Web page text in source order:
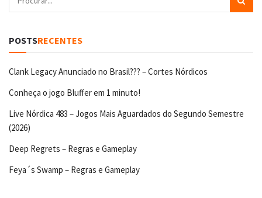
POSTSRECENTES
Clank Legacy Anunciado no Brasil??? – Cortes Nórdicos
Conheça o jogo Bluffer em 1 minuto!
Live Nórdica 483 – Jogos Mais Aguardados do Segundo Semestre
(2026)
Deep Regrets – Regras e Gameplay
Feya´s Swamp – Regras e Gameplay